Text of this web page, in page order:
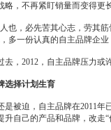
略，不再紧盯销量而变得更
，必先苦其心志，劳其筋
多一份认真的自主品牌企
，2012，自主品牌压力或
选择计划生育
迫，自主品牌在2011年
升自己的产品和品牌，改走